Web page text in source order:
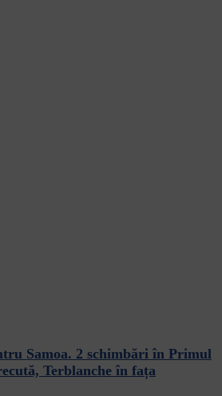
Samoa. 2 schimbări în Primul
Terblanche în fața